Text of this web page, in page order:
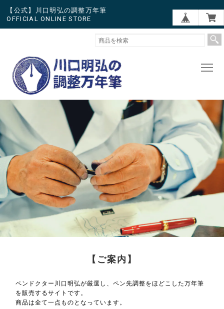
【公式】川口明弘の調整万年筆
OFFICIAL ONLINE STORE
【ご案内】
ペンドクター川口明弘が厳選し、ペン先調整をほどこした万年筆
を販売するサイトです。
商品は全て一点ものとなっています。